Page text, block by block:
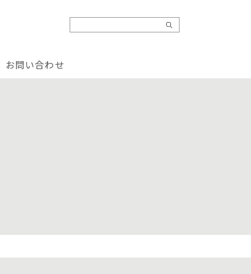
お問い合わせ